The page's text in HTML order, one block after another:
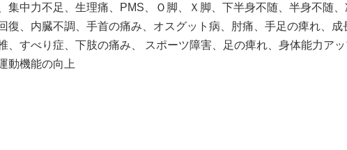
集中力不足、生理痛、PMS、Ｏ脚、Ｘ脚、下半身不随、半身不随
復、内臓不調、手首の痛み、オスグット病、肘痛、手足の痺れ、成
、すべり症、下肢の痛み、 スポーツ障害、足の痺れ、身体能力ア
動機能の向上